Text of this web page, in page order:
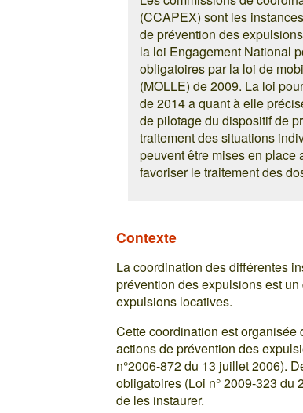
(CCAPEX) sont les
de prévention des
la loi Engagement National
obligatoires par la loi de
(MOLLE) de 2009. La loi
de 2014 a quant à elle
de pilotage du dispositif de
traitement des situations
peuvent être mises en
favoriser le traitement des
Contexte
La coordination des différentes
prévention des expulsions est
expulsions locatives.
Cette coordination est
actions de prévention des
n°2006-872 du 13 juillet 2006).
obligatoires (Loi n° 2009-323 du
de les instaurer.